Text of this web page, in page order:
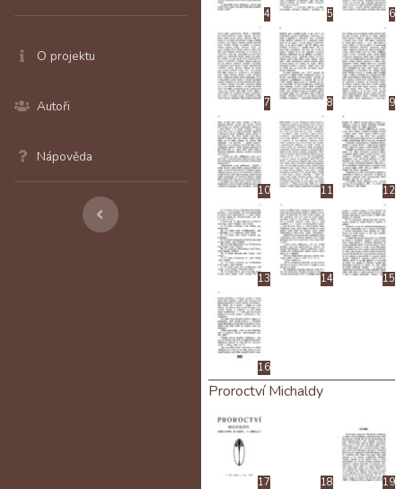
O projektu
Autoři
Nápověda
4 5 6
7 8 9
10 11 12
13 14 15
16
Proroctví Michaldy
17 18 19